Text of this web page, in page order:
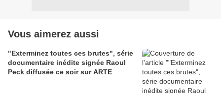
Vous aimerez aussi
"Exterminez toutes ces brutes", série
documentaire inédite signée Raoul
Peck diffusée ce soir sur ARTE